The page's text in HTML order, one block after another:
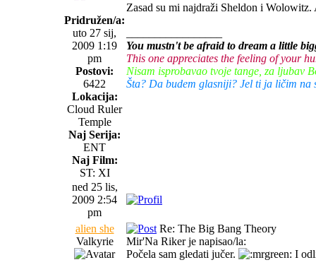
Pridružen/a:
uto 27 sij,
2009 1:19
pm
Postovi:
6422
Lokacija:
Cloud Ruler
Temple
Naj Serija:
ENT
Naj Film:
ST: XI
Zasad su mi najdraži Sheldon i
You mustn't be afraid to dream a little
This one appreciates the feeling of your
Nisam isprobavao tvoje tange, za ljubav
Šta? Da budem glasniji? Jel ti ja ličim na
ned 25 lis,
2009 2:54
pm
alien she
Valkyrie
Re: The Big Bang Theory
Mir'Na Riker je napisao/la:
Počela sam gledati jučer.
I